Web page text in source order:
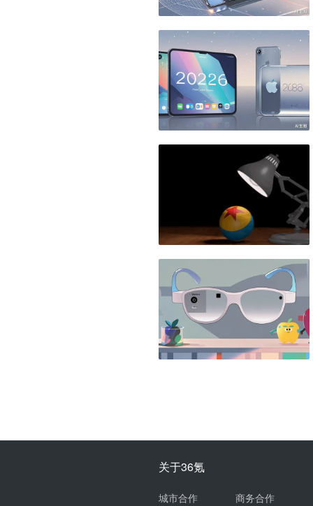
关于36氪
城市合作 商务合作